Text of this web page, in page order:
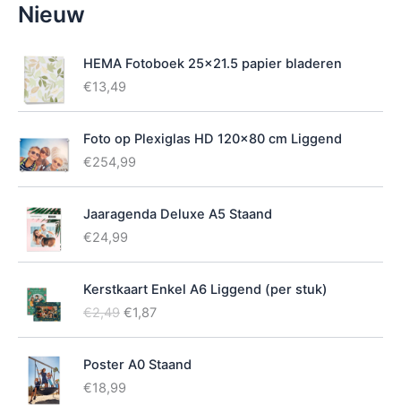
i
b
r
e
Nieuw
HEMA Fotoboek 25x21.5 papier bladeren
€13,49
Foto op Plexiglas HD 120x80 cm Liggend
€254,99
Jaaragenda Deluxe A5 Staand
€24,99
Kerstkaart Enkel A6 Liggend (per stuk)
€2,49 O
s
p
€1,87H
d
Poster A0 Staand
€18,99